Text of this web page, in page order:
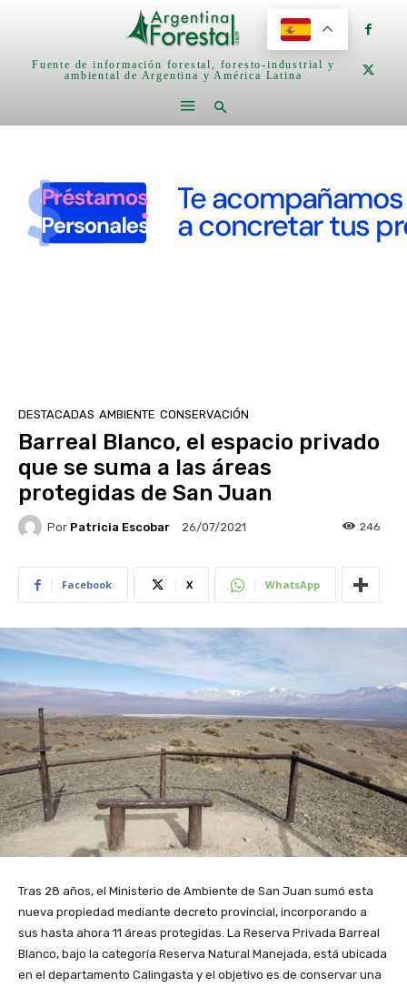
Fuente de información forestal, foresto-industrial y
ambiental de Argentina y América Latina
DESTACADAS AMBIENTE CONSERVACIÓN
Barreal Blanco, el espacio privado
que se suma a las áreas
protegidas de San Juan
Por Patricia Escobar 26/07/2021 246
Facebook X WhatsApp
Tras 28 años, el Ministerio de Ambiente de San Juan sumó esta
nueva propiedad mediante decreto provincial, incorporando a
sus hasta ahora 11 áreas protegidas. La Reserva Privada Barreal
Blanco, bajo la categoría Reserva Natural Manejada, está ubicada
en el departamento Calingasta y el objetivo es de conservar una